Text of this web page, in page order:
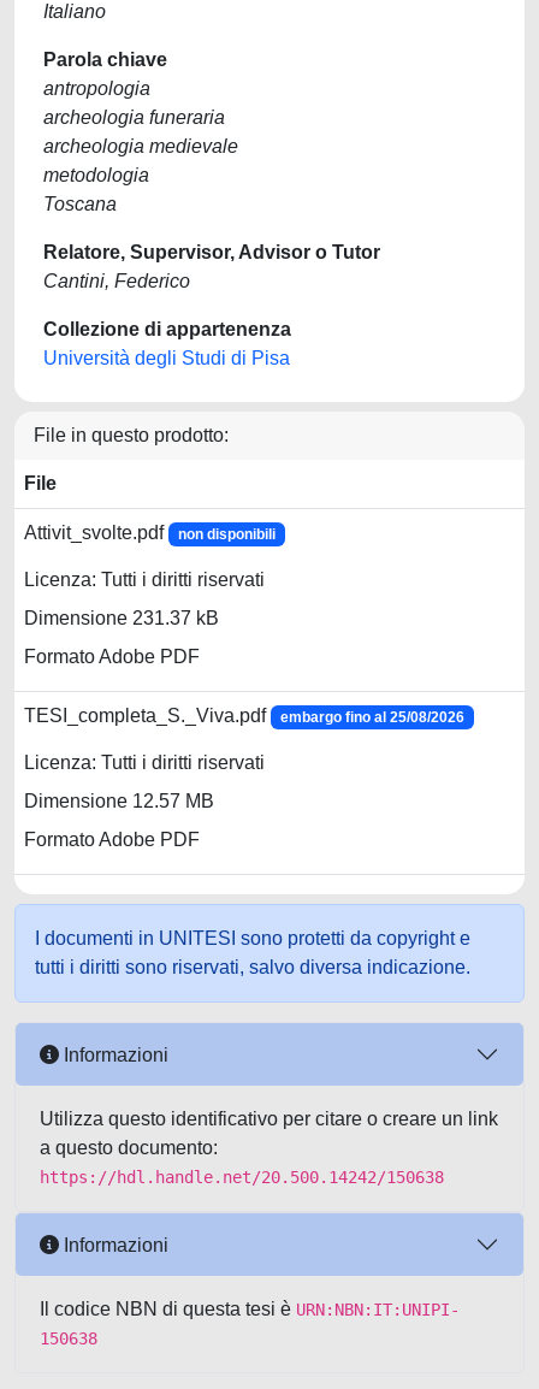
Italiano
Parola chiave
antropologia
archeologia funeraria
archeologia medievale
metodologia
Toscana
Relatore, Supervisor, Advisor o Tutor
Cantini, Federico
Collezione di appartenenza
Università degli Studi di Pisa
File in questo prodotto:
File
Attivit_svolte.pdf non disponibili
Licenza: Tutti i diritti riservati
Dimensione 231.37 kB
Formato Adobe PDF
TESI_completa_S._Viva.pdf embargo fino al 25/08/2026
Licenza: Tutti i diritti riservati
Dimensione 12.57 MB
Formato Adobe PDF
I documenti in UNITESI sono protetti da copyright e
tutti i diritti sono riservati, salvo diversa indicazione.
Informazioni
Utilizza questo identificativo per citare o creare un link
a questo documento:
https://hdl.handle.net/20.500.14242/150638
Informazioni
Il codice NBN di questa tesi è URN:NBN:IT:UNIPI-
150638